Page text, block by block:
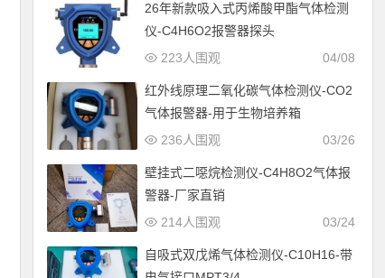
26年新款吸入式丙烯酸甲酯气体检测
仪-C4H6O2报警器探头
04/08
223人围观
红外线原理二氧化碳气体检测仪-CO2
气体报警器-用于生物培养箱
03/26
236人围观
壁挂式二噁烷检测仪-C4H8O2气体报
警器-厂家直销
03/24
214人围观
自吸式双戊烯气体检测仪-C10H16-带